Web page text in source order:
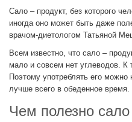
Сало – продукт, без которого
иногда оно может быть даже
врачом-диетологом Татьяной
Всем известно, что сало –
мало и совсем нет углеводов. К
Поэтому употреблять его
лучше всего в обеденное время.
Чем полезно сало